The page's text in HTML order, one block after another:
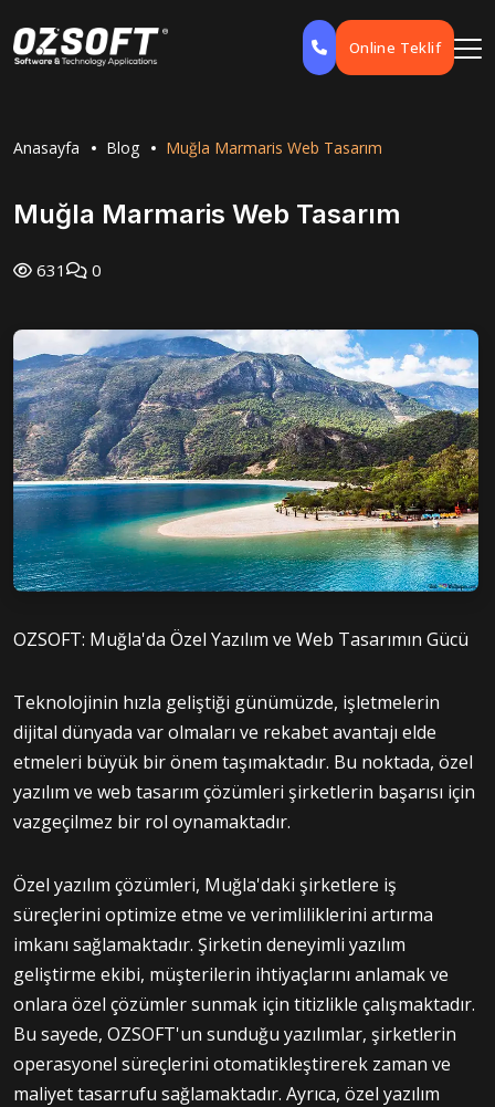
Online Teklif
Anasayfa Blog Muğla Marmaris Web Tasarım
Muğla Marmaris Web Tasarım
631 0
OZSOFT: Muğla'da Özel Yazılım ve Web Tasarımın Gücü
Teknolojinin hızla geliştiği günümüzde, işletmelerin
dijital dünyada var olmaları ve rekabet avantajı elde
etmeleri büyük bir önem taşımaktadır. Bu noktada, özel
yazılım ve web tasarım çözümleri şirketlerin başarısı için
vazgeçilmez bir rol oynamaktadır.
Özel yazılım çözümleri, Muğla'daki şirketlere iş
süreçlerini optimize etme ve verimliliklerini artırma
imkanı sağlamaktadır. Şirketin deneyimli yazılım
geliştirme ekibi, müşterilerin ihtiyaçlarını anlamak ve
onlara özel çözümler sunmak için titizlikle çalışmaktadır.
Bu sayede, OZSOFT'un sunduğu yazılımlar, şirketlerin
operasyonel süreçlerini otomatikleştirerek zaman ve
maliyet tasarrufu sağlamaktadır. Ayrıca, özel yazılım